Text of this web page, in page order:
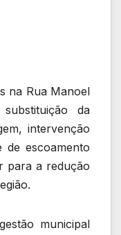
na Rua Manoel
da
intervenção
de escoamento
para a redução
municipal